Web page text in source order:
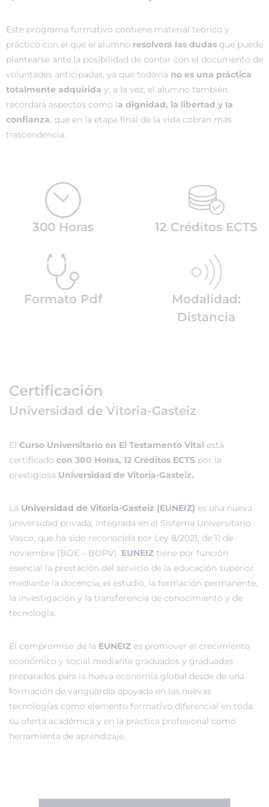
Este programa formativo contiene material teórico y
práctico con el que el alumno resolverá las dudas que puede
plantearse ante la posibilidad de contar con el documento de
voluntades anticipadas, ya que todavía no es una práctica
totalmente adquirida y, a la vez, el alumno también
recordará aspectos como la dignidad, la libertad y la
confianza, que en la etapa final de la vida cobran más
trascendencia.
300 Horas 12 Créditos ECTS
Formato Pdf
Modalidad:
Distancia
Certificación
Universidad de Vitoria-Gasteiz
El Curso Universitario en El Testamento Vital está
certificado con 300 Horas, 12 Créditos ECTS por la
prestigiosa Universidad de Vitoria-Gasteiz.
La Universidad de Vitoria-Gasteiz (EUNEIZ) es una nueva
universidad privada, integrada en el Sistema Universitario
Vasco, que ha sido reconocida por Ley 8/2021, de 11 de
noviembre (BOE – BOPV). EUNEIZ tiene por función
esencial la prestación del servicio de la educación superior
mediante la docencia, el estudio, la formación permanente,
la investigación y la transferencia de conocimiento y de
tecnología.
El compromiso de la EUNEIZ es promover el crecimiento
económico y social mediante graduados y graduadas
preparados para la nueva economía global desde de una
formación de vanguardia apoyada en las nuevas
tecnologías como elemento formativo diferencial en toda
su oferta académica y en la práctica profesional como
herramienta de aprendizaje.